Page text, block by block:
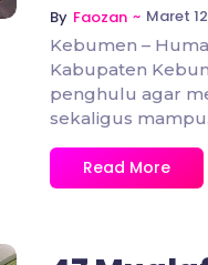
By Faozan ~ Maret
Kebumen –
Kabupaten
penghulu agar
sekaligus
Read More